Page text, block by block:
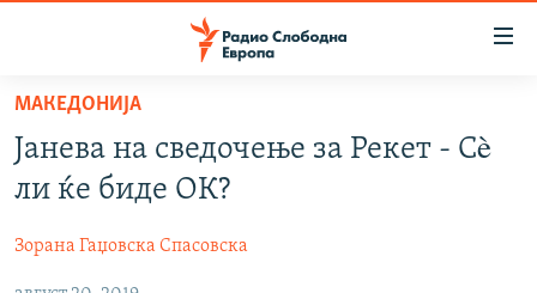
Оди
содржината
Оди
главната
СВЕТ
ВЕСТИ
МАКЕДОНИЈА
Јанева на сведочење за Рекет - Сè
ли ќе биде ОК?
Зорана Гаџовска Спасовска